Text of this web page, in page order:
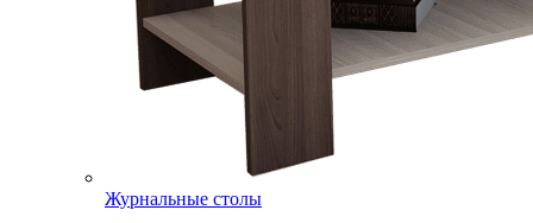
Журнальные столы